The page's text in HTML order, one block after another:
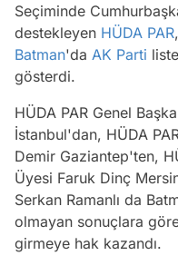
Seçiminde
destekleyen HÜDA PAR,
Batman'da AK Parti
gösterdi.
HÜDA PAR Genel
İstanbul'dan, HÜDA
Demir Gaziantep'ten,
Üyesi Faruk Dinç
Serkan Ramanlı da
olmayan sonuçlara
girmeye hak kazandı.